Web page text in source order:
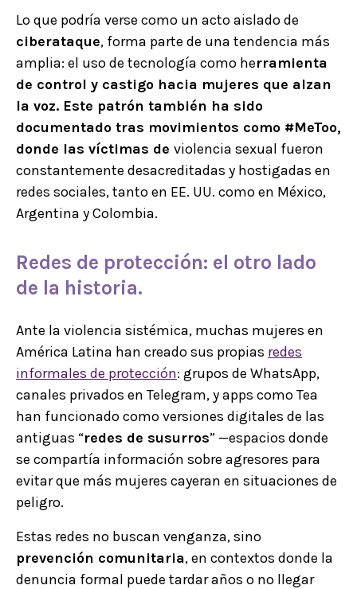
Lo que podría verse como un acto aislado de
ciberataque, forma parte de una tendencia más
amplia: el uso de tecnología como herramienta
de control y castigo hacia mujeres que alzan
la voz. Este patrón también ha sido
documentado tras movimientos como #MeToo,
donde las víctimas de violencia sexual fueron
constantemente desacreditadas y hostigadas en
redes sociales, tanto en EE. UU. como en México,
Argentina y Colombia.
Redes de protección: el otro lado
de la historia.
Ante la violencia sistémica, muchas mujeres en
América Latina han creado sus propias redes
informales de protección: grupos de WhatsApp,
canales privados en Telegram, y apps como Tea
han funcionado como versiones digitales de las
antiguas “redes de susurros” —espacios donde
se compartía información sobre agresores para
evitar que más mujeres cayeran en situaciones de
peligro.
Estas redes no buscan venganza, sino
prevención comunitaria, en contextos donde la
denuncia formal puede tardar años o no llegar